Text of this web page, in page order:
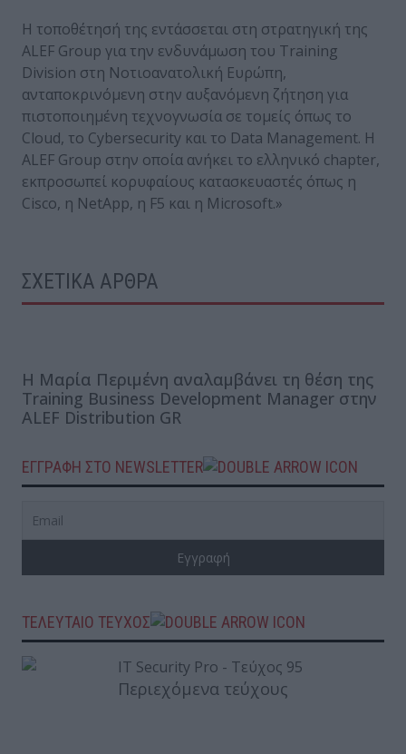
Η τοποθέτησή της εντάσσεται στη στρατηγική της
ALEF Group για την ενδυνάμωση του Training
Division στη Νοτιοανατολική Ευρώπη,
ανταποκρινόμενη στην αυξανόμενη ζήτηση για
πιστοποιημένη τεχνογνωσία σε τομείς όπως το
Cloud, το Cybersecurity και το Data Management. Η
ALEF Group στην οποία ανήκει το ελληνικό chapter,
εκπροσωπεί κορυφαίους κατασκευαστές όπως η
Cisco, η NetApp, η F5 και η Microsoft.»
ΣΧΕΤΙΚΑ ΑΡΘΡΑ
Η Μαρία Περιμένη αναλαμβάνει τη θέση της
Training Business Development Manager στην
ALEF Distribution GR
ΕΓΓΡΑΦΗ ΣΤΟ NEWSLETTER
ΤΕΛΕΥΤΑΙΟ ΤΕΥΧΟΣ
Περιεχόμενα τεύχους